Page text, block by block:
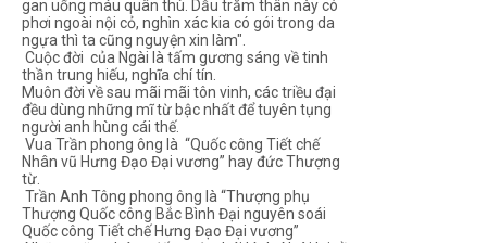
gan uống máu quân thù. Dẫu trăm thân này có
phơi ngoài nội cỏ, nghìn xác kia có gói trong da
ngựa thì ta cũng nguyện xin làm".
Cuộc đời của Ngài là tấm gương sáng về tinh
thần trung hiếu, nghĩa chí tín.
Muôn đời về sau mãi mãi tôn vinh, các triều đại
đều dùng những mĩ từ bậc nhất để tuyên tụng
người anh hùng cái thế.
Vua Trần phong ông là “Quốc công Tiết chế
Nhân vũ Hưng Đạo Đại vương” hay đức Thượng
từ.
Trần Anh Tông phong ông là “Thượng phụ
Thượng Quốc công Bắc Bình Đại nguyên soái
Quốc công Tiết chế Hưng Đạo Đại vương”